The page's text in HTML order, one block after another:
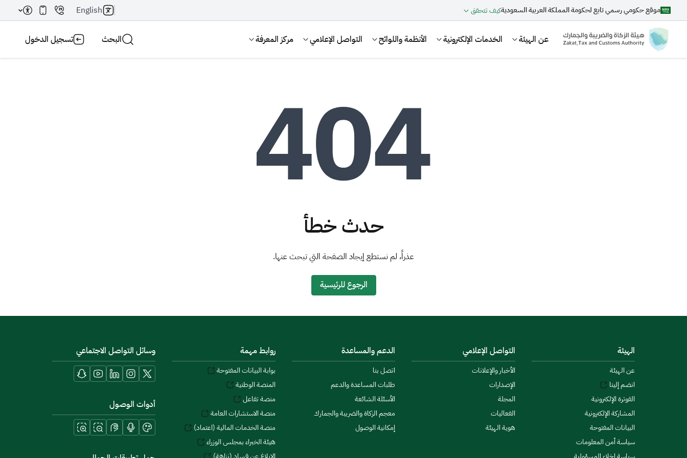
موقع حكومي رسمي تابع لحكومة المملكة العربية السعوديةكيف تتحقق English
عن الهيئة الخدمات الإلكترونية الأنظمة واللوائح التواصل الإعلامي مركز المعرفة البحث تسجيل الدخول
حدث خطأ
عذراً، لم نستطع إيجاد الصفحة التي تبحث عنها.
الرجوع للرئيسية
الهيئة
عن الهيئة
انضم إلينا
الفوترة الإلكترونية
المشاركة الإلكترونية
البيانات المفتوحة
سياسة أمن المعلومات
التواصل الإعلامي
الأخبار والإعلانات
الإصدارات
المجلة
الفعاليات
هوية الهيئة
الدعم والمساعدة
اتصل بنا
طلبات المساعدة والدعم
الأسئلة الشائعة
معجم الزكاة والضريبة والجمارك
إمكانية الوصول
روابط مهمة
بوابة البيانات المفتوحة
المنصة الوطنية
منصة تفاعل
منصة الاستشارات العامة
منصة الخدمات المالية (اعتماد)
هيئة الخبراء بمجلس الوزراء
وسائل التواصل الاجتماعي
أدوات الوصول